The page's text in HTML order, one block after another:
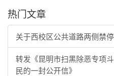
热门文章
关于西校区公共道路两侧禁
转发《昆明市扫黑除恶专项
民的一封公开信》